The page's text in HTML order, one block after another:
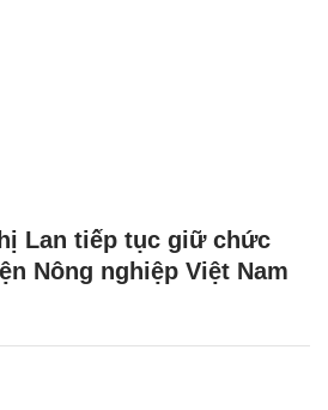
Lan tiếp tục giữ chức
Nông nghiệp Việt Nam